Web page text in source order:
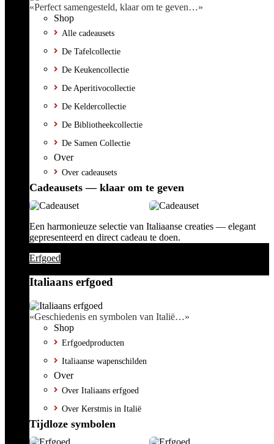
«Perfect samengesteld, klaar om te geven…»
Shop
Alle cadeausets
De Tafelcollectie
De Keukencollectie
De Aperitivocollectie
De Keldercollectie
De Bibliotheekcollectie
De Samen Collectie
Over
Over cadeausets
Cadeausets — klaar om te geven
Een harmonieuze selectie van Italiaanse creaties — elegant
gepresenteerd en direct cadeau te doen.
Erfgoed
Italiaans erfgoed
«Geschiedenis en symbolen van Italië…»
Shop
Erfgoedproducten
Italiaanse wapenschilden
Over
Over Italiaans erfgoed
Over Kerstmis in Italië
Tijdloze symbolen